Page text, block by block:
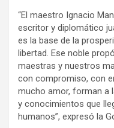
“El maestro Ignacio
escritor y diplomático
es la base de la
libertad. Ese noble
maestras y nuestros
con compromiso, con
mucho amor, forman a
y conocimientos que
humanos”, expresó la